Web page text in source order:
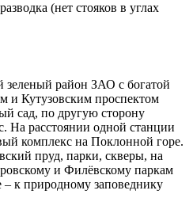
(нет стояков в углах
район ЗАО с богатой
и Кутузовским проспектом
сад, по другую сторону
На расстоянии одной станции
комплекс на Поклонной горе.
пруд, парки, скверы, на
и Филёвскому паркам
к природному заповеднику